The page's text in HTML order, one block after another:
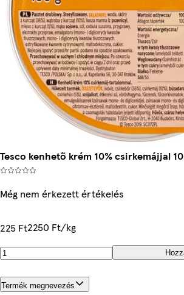
Tesco kenhető krém 10% csirkemájjal
Még nem érkezett értékelés
225 Ft2250 Ft/kg
Termék megnevezés